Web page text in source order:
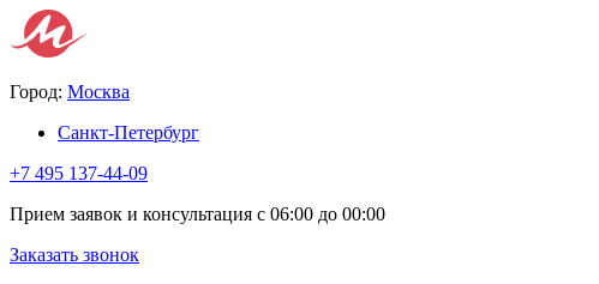
Город: Москва
Санкт-Петербург
+7 495 137-44-09
Прием заявок и консультация с 06:00 до 00:00
Заказать звонок